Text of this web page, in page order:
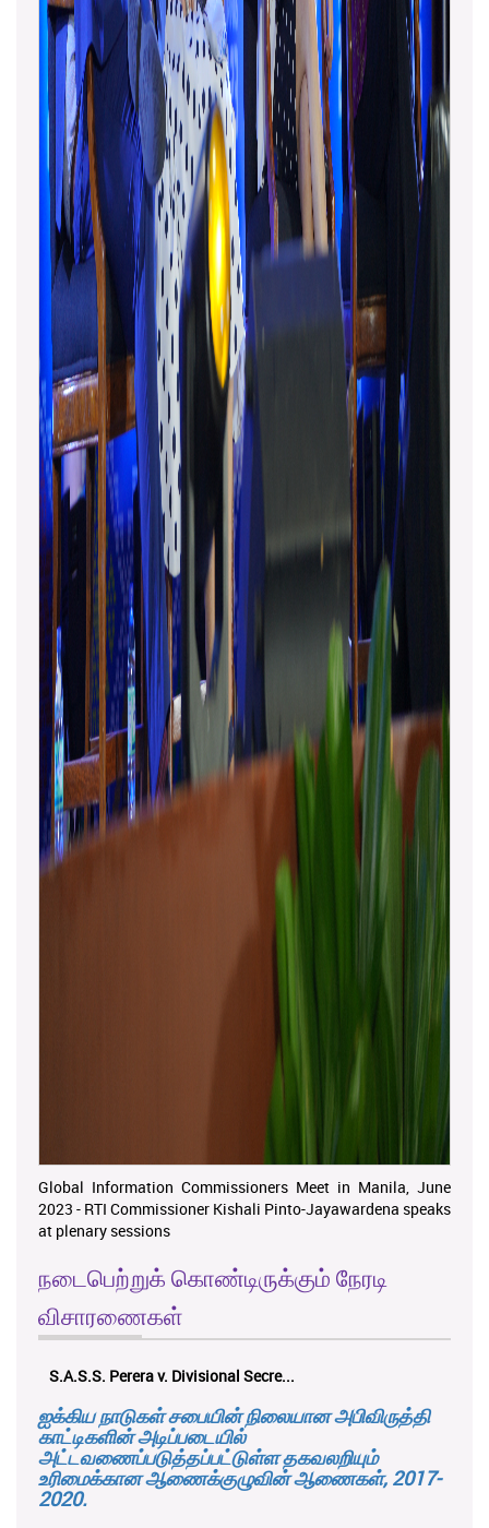
Global Information Commissioners Meet in Manila, June
2023 - RTI Commissioner Kishali Pinto-Jayawardena speaks
at plenary sessions
நடைபெற்றுக் கொண்டிருக்கும் நேரடி
விசாரணைகள்
K.M.D.S.K. Kulatunga v. Udunuwara P...
ஐக்கிய நாடுகள் சபையின் நிலையான அபிவிருத்தி
காட்டிகளின் அடிப்படையில்
அட்டவணைப்படுத்தப்பட்டுள்ள தகவலறியும்
உரிமைக்கான ஆணைக்குழுவின் ஆணைகள், 2017-
2020.